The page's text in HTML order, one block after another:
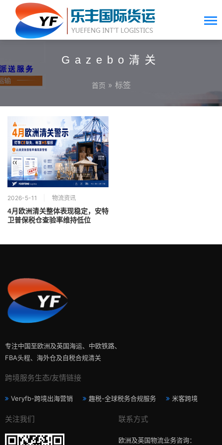
Gazebo清关
首页 » 标签
2026-5-11 物流资讯
4月欧洲清关整体表现稳定，安特
卫普保税仓查验率维持低位
专注中国至欧洲及英国海运、中欧铁路、
FBA头程、海外仓及自税合规清关
跨境服务生态/友情链接
Veryfb-跨境出海营销 趣税-全球税务合规服务 米客跨境
关注我们 联系方式
欧洲及英国物流业务咨询：